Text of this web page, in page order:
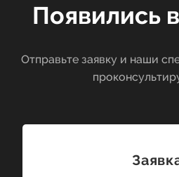
Появились
Отправьте заявку и наши